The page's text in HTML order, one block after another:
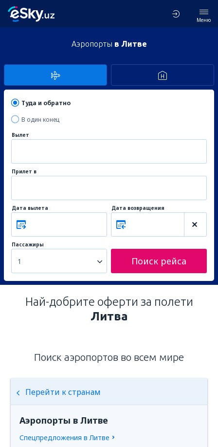
Меню
Аэропорты в Литве
Туда и обратно
В один конец
Вылет
Прилет в
Дата вылета Дата возвращения
Пассажиры
1 Поиск рейса
Най-добрите оферти за полети
Литва
Поиск аэропортов во всем мире
Перейти к странам
Аэропорты в Литве
Спецпредложения в Литве